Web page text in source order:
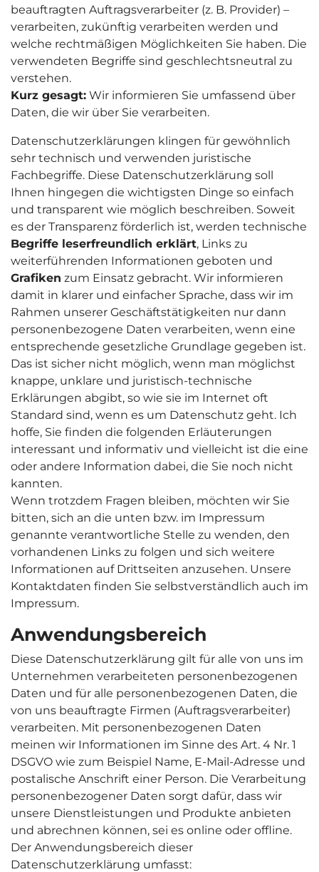
beauftragten Auftragsverarbeiter (z. B. Provider) –
verarbeiten, zukünftig verarbeiten werden und
welche rechtmäßigen Möglichkeiten Sie haben. Die
verwendeten Begriffe sind geschlechtsneutral zu
verstehen.
Kurz gesagt: Wir informieren Sie umfassend über
Daten, die wir über Sie verarbeiten.
Datenschutzerklärungen klingen für gewöhnlich
sehr technisch und verwenden juristische
Fachbegriffe. Diese Datenschutzerklärung soll
Ihnen hingegen die wichtigsten Dinge so einfach
und transparent wie möglich beschreiben. Soweit
es der Transparenz förderlich ist, werden technische
Begriffe leserfreundlich erklärt, Links zu
weiterführenden Informationen geboten und
Grafiken zum Einsatz gebracht. Wir informieren
damit in klarer und einfacher Sprache, dass wir im
Rahmen unserer Geschäftstätigkeiten nur dann
personenbezogene Daten verarbeiten, wenn eine
entsprechende gesetzliche Grundlage gegeben ist.
Das ist sicher nicht möglich, wenn man möglichst
knappe, unklare und juristisch-technische
Erklärungen abgibt, so wie sie im Internet oft
Standard sind, wenn es um Datenschutz geht. Ich
hoffe, Sie finden die folgenden Erläuterungen
interessant und informativ und vielleicht ist die eine
oder andere Information dabei, die Sie noch nicht
kannten.
Wenn trotzdem Fragen bleiben, möchten wir Sie
bitten, sich an die unten bzw. im Impressum
genannte verantwortliche Stelle zu wenden, den
vorhandenen Links zu folgen und sich weitere
Informationen auf Drittseiten anzusehen. Unsere
Kontaktdaten finden Sie selbstverständlich auch im
Impressum.
Anwendungsbereich
Diese Datenschutzerklärung gilt für alle von uns im
Unternehmen verarbeiteten personenbezogenen
Daten und für alle personenbezogenen Daten, die
von uns beauftragte Firmen (Auftragsverarbeiter)
verarbeiten. Mit personenbezogenen Daten
meinen wir Informationen im Sinne des Art. 4 Nr. 1
DSGVO wie zum Beispiel Name, E-Mail-Adresse und
postalische Anschrift einer Person. Die Verarbeitung
personenbezogener Daten sorgt dafür, dass wir
unsere Dienstleistungen und Produkte anbieten
und abrechnen können, sei es online oder offline.
Der Anwendungsbereich dieser
Datenschutzerklärung umfasst: